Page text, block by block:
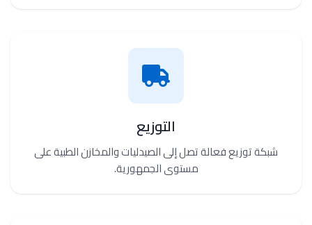
التوزيع
شبكة توزيع فعالة تصل إلى الصيدليات والمخازن الطبية على
مستوى الجمهورية.